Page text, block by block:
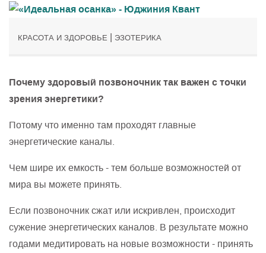
КРАСОТА И ЗДОРОВЬЕ | ЭЗОТЕРИКА
Почему здоровый позвоночник так важен с точки
зрения энергетики?
Потому что именно там проходят главные
энергетические каналы.
Чем шире их емкость - тем больше возможностей от
мира вы можете принять.
Если позвоночник сжат или искривлен, происходит
сужение энергетических каналов. В результате можно
годами медитировать на новые возможности - принять